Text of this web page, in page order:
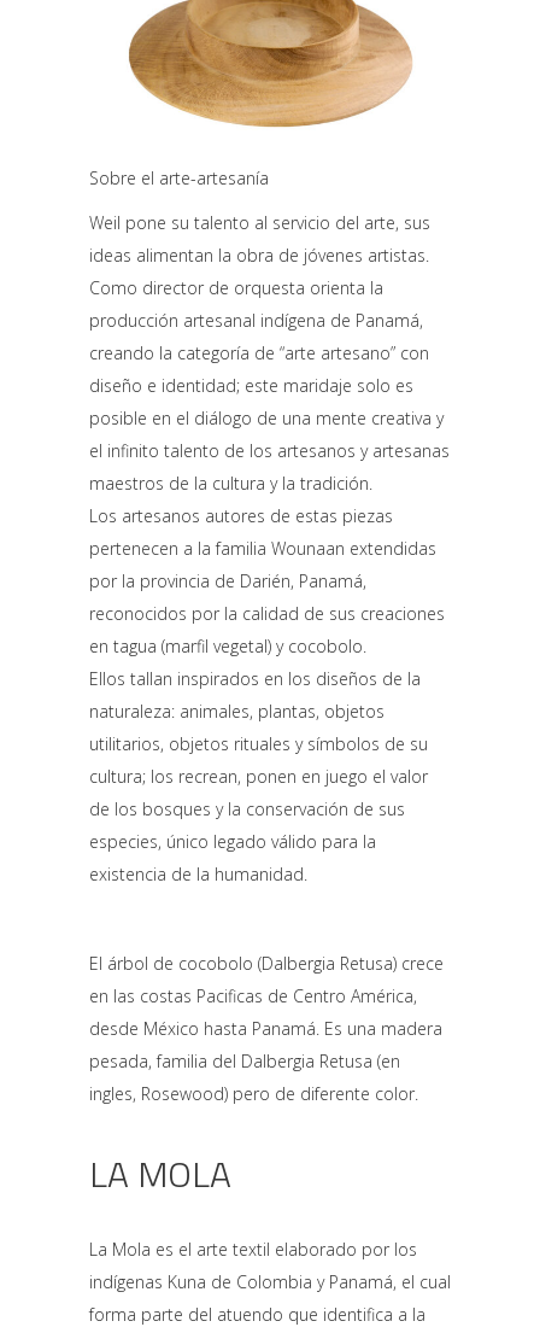
Sobre el arte-artesanía
Weil pone su talento al servicio del arte, sus
ideas alimentan la obra de jóvenes artistas.
Como director de orquesta orienta la
producción artesanal indígena de Panamá,
creando la categoría de “arte artesano” con
diseño e identidad; este maridaje solo es
posible en el diálogo de una mente creativa y
el infinito talento de los artesanos y artesanas
maestros de la cultura y la tradición.
Los artesanos autores de estas piezas
pertenecen a la familia Wounaan extendidas
por la provincia de Darién, Panamá,
reconocidos por la calidad de sus creaciones
en tagua (marfil vegetal) y cocobolo.
Ellos tallan inspirados en los diseños de la
naturaleza: animales, plantas, objetos
utilitarios, objetos rituales y símbolos de su
cultura; los recrean, ponen en juego el valor
de los bosques y la conservación de sus
especies, único legado válido para la
existencia de la humanidad.
El árbol de cocobolo (Dalbergia Retusa) crece
en las costas Pacificas de Centro América,
desde México hasta Panamá. Es una madera
pesada, familia del Dalbergia Retusa (en
ingles, Rosewood) pero de diferente color.
LA MOLA
La Mola es el arte textil elaborado por los
indígenas Kuna de Colombia y Panamá, el cual
forma parte del atuendo que identifica a la